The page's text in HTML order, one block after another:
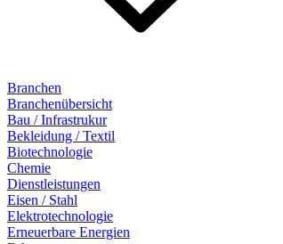
Branchen
Branchenübersicht
Bau / Infrastrukur
Bekleidung / Textil
Biotechnologie
Chemie
Dienstleistungen
Eisen / Stahl
Elektrotechnologie
Erneuerbare Energien